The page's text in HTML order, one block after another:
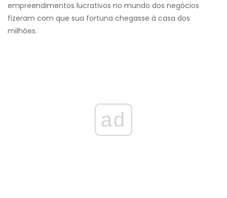
empreendimentos lucrativos no mundo dos negócios
fizeram com que sua fortuna chegasse à casa dos
milhões.
ad